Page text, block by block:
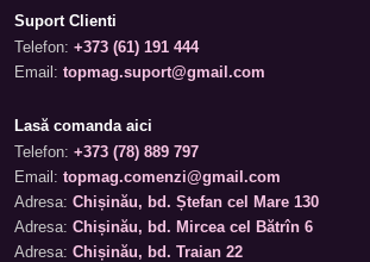
Suport Clienti
Telefon: +373 (61) 191 444
Email: topmag.suport@gmail.com
Lasă comanda aici
Telefon: +373 (78) 889 797
Email: topmag.comenzi@gmail.com
Adresa: Chișinău, bd. Ștefan cel Mare 130
Adresa: Chișinău, bd. Mircea cel Bătrîn 6
Adresa: Chișinău, bd. Traian 22